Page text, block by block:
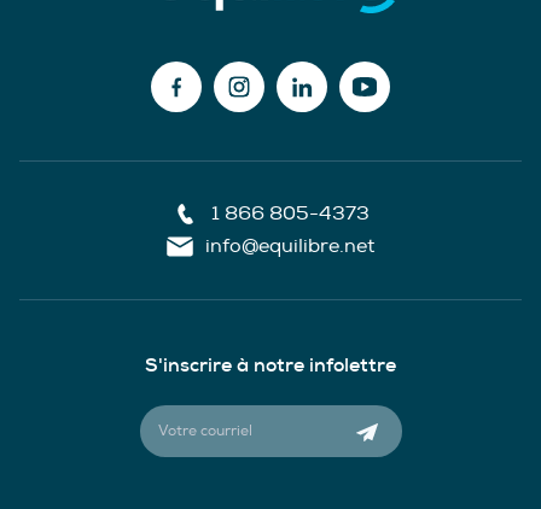
1 866 805-4373
info@equilibre.net
S'inscrire à notre infolettre